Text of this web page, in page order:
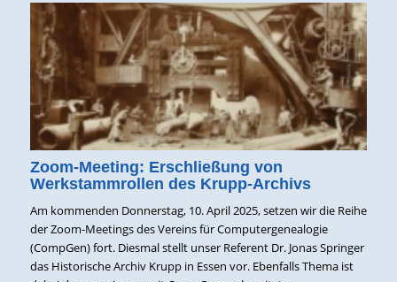
Zoom-Meeting: Erschließung von
Werkstammrollen des Krupp-Archivs
Am kommenden Donnerstag, 10. April 2025, setzen wir die Reihe
der Zoom-Meetings des Vereins für Computergenealogie
(CompGen) fort. Diesmal stellt unser Referent Dr. Jonas Springer
das Historische Archiv Krupp in Essen vor. Ebenfalls Thema ist